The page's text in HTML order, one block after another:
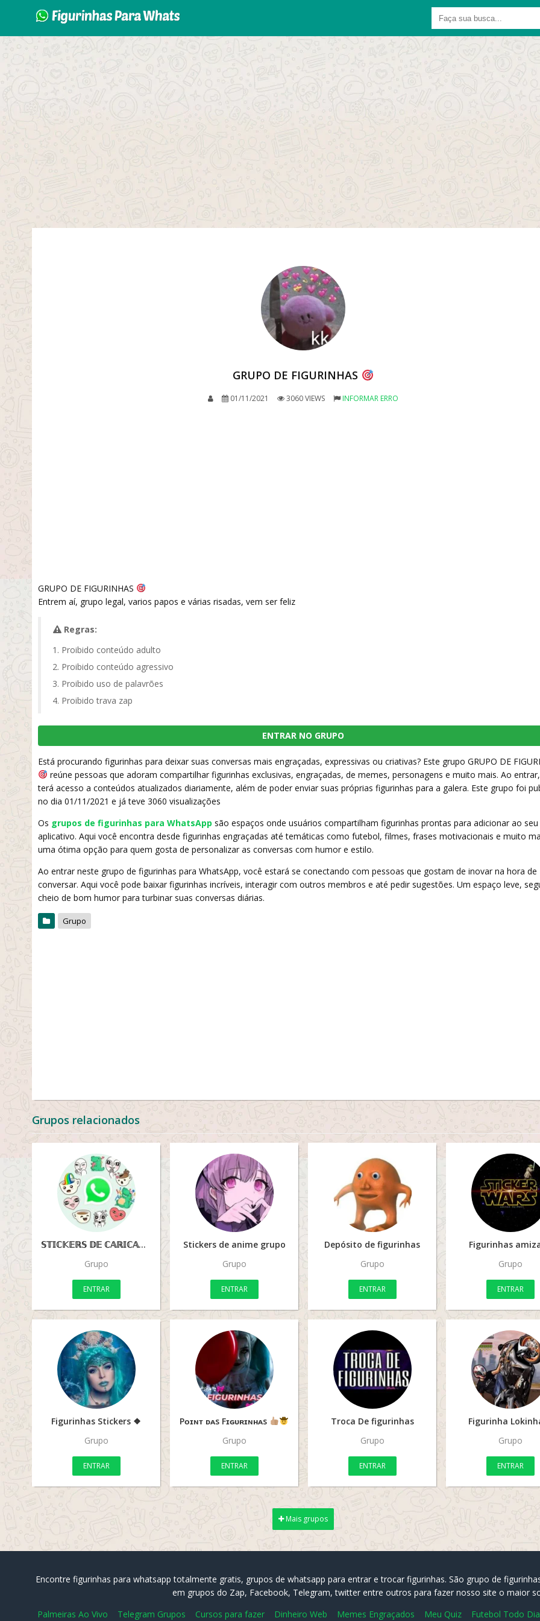
GRUPO DE FIGURINHAS
01/11/2021 3060 VIEWS INFORMAR ERRO
GRUPO DE FIGURINHAS
Entrem aí, grupo legal, varios papos e várias risadas, vem ser feliz
Regras:
Proibido conteúdo adulto
Proibido conteúdo agressivo
Proibido uso de palavrões
Proibido trava zap
ENTRAR NO GRUPO
Está procurando figurinhas para deixar suas conversas mais engraçadas, expressivas ou criativas? Este grupo GRUPO DE
reúne pessoas que adoram compartilhar figurinhas exclusivas, engraçadas, de memes, personagens e muito mais. Ao
terá acesso a conteúdos atualizados diariamente, além de poder enviar suas próprias figurinhas para a galera. Este grupo foi
no dia 01/11/2021 e já teve 3060 visualizações
Os grupos de figurinhas para WhatsApp são espaços onde usuários compartilham figurinhas prontas para adicionar ao seu
aplicativo. Aqui você encontra desde figurinhas engraçadas até temáticas como futebol, filmes, frases motivacionais e muito
uma ótima opção para quem gosta de personalizar as conversas com humor e estilo.
Ao entrar neste grupo de figurinhas para WhatsApp, você estará se conectando com pessoas que gostam de inovar na hora de
conversar. Aqui você pode baixar figurinhas incríveis, interagir com outros membros e até pedir sugestões. Um espaço leve,
cheio de bom humor para turbinar suas conversas diárias.
Grupo
Grupos relacionados
𝕊𝕋𝕀ℂ𝕂𝔼ℝ𝕊 𝔻𝔼 ℂ𝔸ℝ𝕀ℂ𝔸𝕋𝕌ℝ𝔸𝕊
Grupo
ENTRAR
Stickers de anime grupo
Grupo
ENTRAR
Depósito de figurinhas
Grupo
ENTRAR
Figurinhas
Grupo
ENTRAR
Figurinhas Stickers ❖
Grupo
ENTRAR
Pᴏɪɴᴛ ᴅᴀs Fɪɢᴜʀɪɴʜᴀs
Grupo
ENTRAR
Troca De figurinhas
Grupo
ENTRAR
Figurinha
Grupo
ENTRAR
Mais grupos
Encontre figurinhas para whatsapp totalmente gratis, grupos de whatsapp para entrar e trocar figurinhas. São grupo de
em grupos do Zap, Facebook, Telegram, twitter entre outros para fazer nosso site o maior
Palmeiras Ao Vivo
Telegram Grupos Cursos para fazer Dinheiro Web Memes Engraçados Meu Quiz Futebol Todo Dia